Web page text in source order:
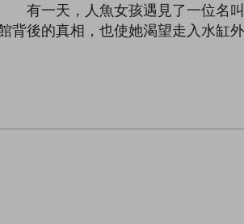
有一天，人魚女孩遇見了一位名
背後的真相，也使她渴望走入水